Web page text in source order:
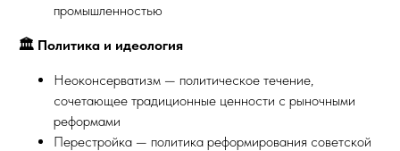
промышленностью
🏛️ Политика и идеология
Неоконсерватизм — политическое течение,
сочетающее традиционные ценности с рыночными
реформами
Перестройка — политика реформирования советской